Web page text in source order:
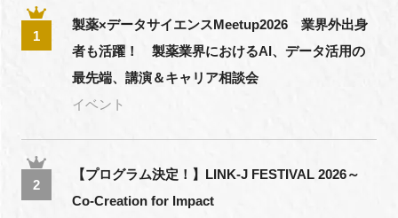
1
製薬×データサイエンスMeetup2026 業界外出身
者も活躍！ 製薬業界におけるAI、データ活用の
最先端、講演＆キャリア相談会
イベント
2
【プログラム決定！】LINK-J FESTIVAL 2026～
Co-Creation for Impact